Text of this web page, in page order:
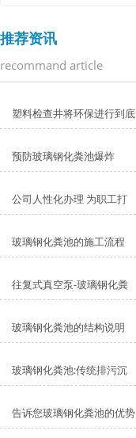
推荐资讯
recommand article
塑料检查井将环保进行到底
预防玻璃钢化粪池爆炸
公司人性化办理 为职工打
玻璃钢化粪池的施工流程
往复式真空泵-玻璃钢化粪
玻璃钢化粪池的结构说明
玻璃钢化粪池:传统排污沉
告诉您玻璃钢化粪池的优势